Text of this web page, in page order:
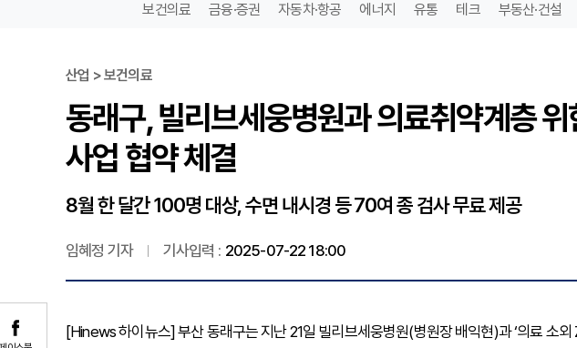
보건의료 금융·증권 자동차·항공 에너지 유통 테크 부동산·건설
산업 > 보건의료
동래구, 빌리브세웅병원과 의료취약계층
사업 협약 체결
8월 한 달간 100명 대상, 수면 내시경 등 70여 종 검사 무료 제공
임혜정 기자 기사입력 : 2025-07-22 18:00
[Hinews 하이뉴스] 부산 동래구는 지난 21일 빌리브세웅병원(병원장 배익현)과 ‘의료 소외